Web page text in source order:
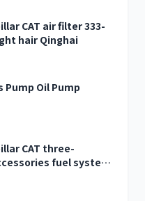
CAT air filter 333-
hair Qinghai
Pump Oil Pump
CAT three-
fuel system